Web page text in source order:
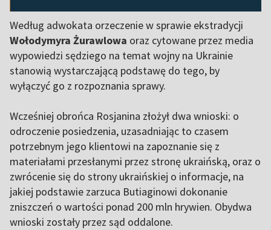
Według adwokata orzeczenie w sprawie ekstradycji
Wołodymyra Żurawlowa oraz cytowane przez media
wypowiedzi sędziego na temat wojny na Ukrainie
stanowią wystarczającą podstawę do tego, by
wyłączyć go z rozpoznania sprawy.
Wcześniej obrońca Rosjanina złożył dwa wnioski: o
odroczenie posiedzenia, uzasadniając to czasem
potrzebnym jego klientowi na zapoznanie się z
materiałami przesłanymi przez stronę ukraińską, oraz o
zwrócenie się do strony ukraińskiej o informacje, na
jakiej podstawie zarzuca Butiaginowi dokonanie
zniszczeń o wartości ponad 200 mln hrywien. Obydwa
wnioski zostały przez sąd oddalone.